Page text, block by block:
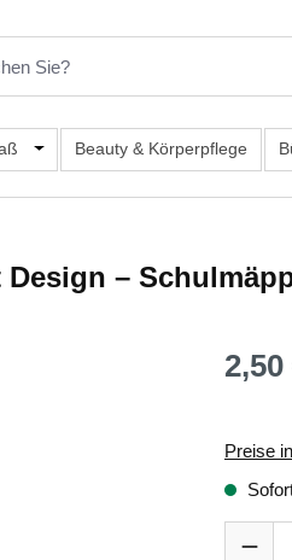
das Dropdown der Kategorie
Öffne oder Schließe das
Beauty & Körperpflege
–
2,50
Preise